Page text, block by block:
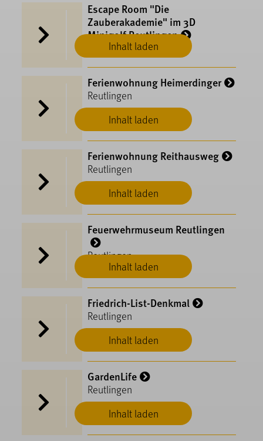
Inhalt laden
Escape Room "Die
Zauberakademie" im 3D
Minigolf Reutlingen
Reutlingen
Inhalt laden
Ferienwohnung Heimerdinger
Reutlingen
Inhalt laden
Ferienwohnung Reithausweg
Reutlingen
Inhalt laden
Feuerwehrmuseum Reutlingen
Reutlingen
Inhalt laden
Friedrich-List-Denkmal
Reutlingen
Inhalt laden
GardenLife
Reutlingen